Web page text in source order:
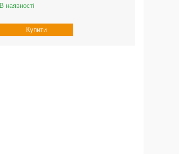
В наявності
Купити